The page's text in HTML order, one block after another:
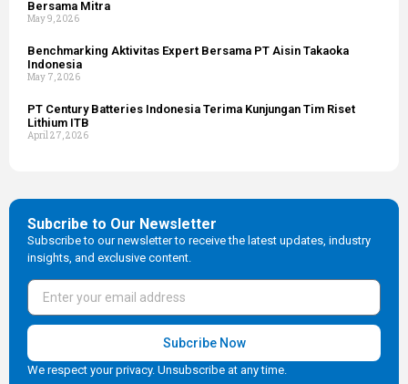
Bersama Mitra
May 9, 2026
Benchmarking Aktivitas Expert Bersama PT Aisin Takaoka
Indonesia
May 7, 2026
PT Century Batteries Indonesia Terima Kunjungan Tim Riset
Lithium ITB
April 27, 2026
Subcribe to Our Newsletter
Subscribe to our newsletter to receive the latest updates, industry
insights, and exclusive content.
Subcribe Now
Alternative:
We respect your privacy. Unsubscribe at any time.